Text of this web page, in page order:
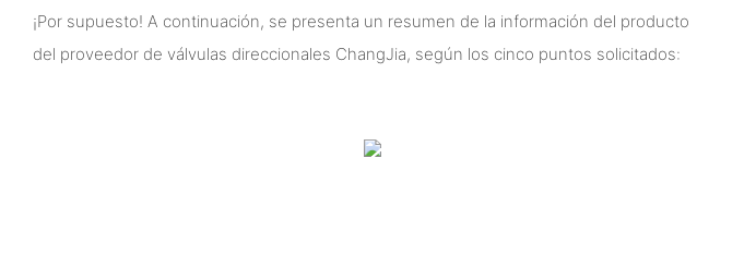
¡Por supuesto! A continuación, se presenta un resumen de la información del producto
del proveedor de válvulas direccionales ChangJia, según los cinco puntos solicitados: